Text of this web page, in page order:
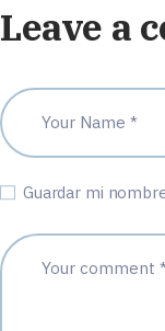
Leave a
Guardar mi